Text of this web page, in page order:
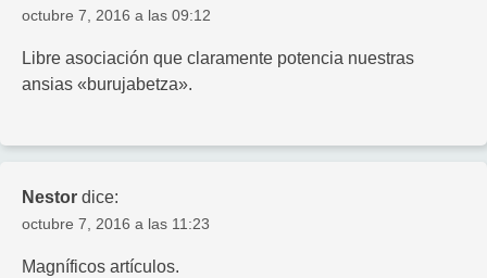
octubre 7, 2016 a las 09:12
Libre asociación que claramente potencia nuestras
ansias «burujabetza».
Nestor dice:
octubre 7, 2016 a las 11:23
Magníficos artículos.